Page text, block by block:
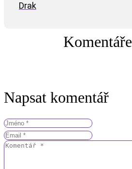
Drak
Komentáře
Napsat komentář